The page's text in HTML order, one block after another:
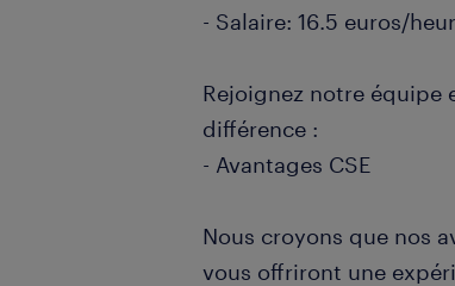
- Salaire: 16.5 euros/
Rejoignez notre équipe
différence :
- Avantages CSE
Nous croyons que nos
vous offriront une